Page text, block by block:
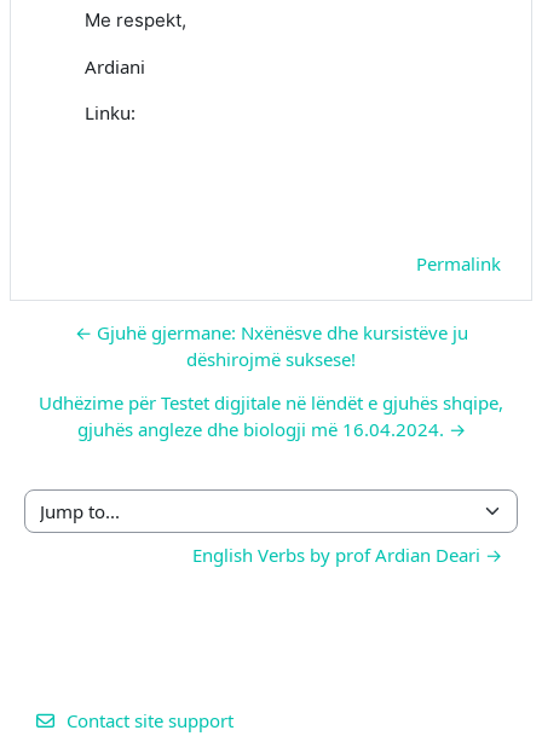
Me respekt,
Ardiani
Linku:
Permalink
← Gjuhë gjermane: Nxënësve dhe kursistëve ju
dëshirojmë suksese!
Udhëzime për Testet digjitale në lëndët e gjuhës shqipe,
gjuhës angleze dhe biologji më 16.04.2024. →
Jump to...
English Verbs by prof Ardian Deari →
Contact site support